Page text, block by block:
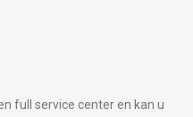
full service center en kan u